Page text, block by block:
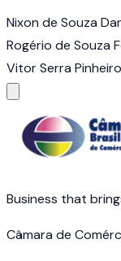
Nixon de Souza
Rogério de Souza
Vitor Serra Pinheiro
Business that
Câmara de